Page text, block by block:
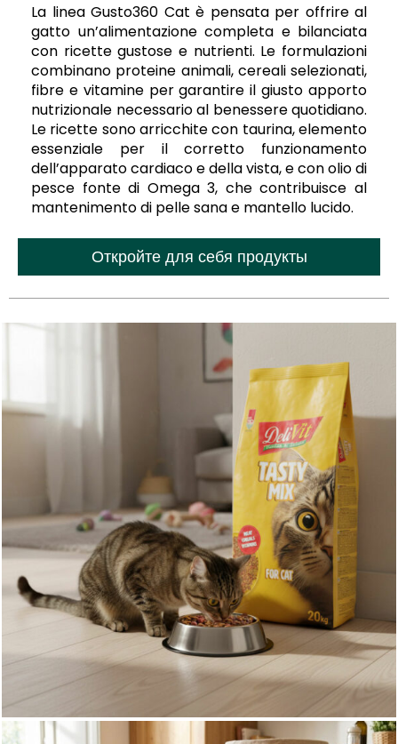
La linea Gusto360 Cat è pensata per offrire al
gatto un’alimentazione completa e bilanciata
con ricette gustose e nutrienti. Le formulazioni
combinano proteine animali, cereali selezionati,
fibre e vitamine per garantire il giusto apporto
nutrizionale necessario al benessere quotidiano.
Le ricette sono arricchite con taurina, elemento
essenziale per il corretto funzionamento
dell’apparato cardiaco e della vista, e con olio di
pesce fonte di Omega 3, che contribuisce al
mantenimento di pelle sana e mantello lucido.
Откройте для себя продукты